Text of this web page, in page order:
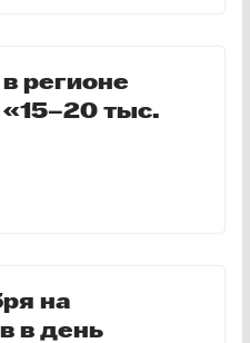
регионе
тыс.
на
в день